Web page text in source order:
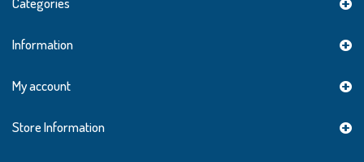
Information
My account
Store Information